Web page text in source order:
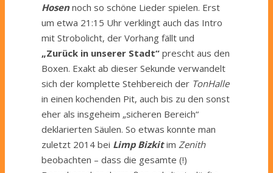
Hosennoch so schöne Lieder spielen. Erst
um etwa 21:15 Uhr verklingt auch das Intro
mit Strobolicht, der Vorhang fällt und
„Zurück in unserer Stadt“ prescht aus den
Boxen. Exakt ab dieser Sekunde verwandelt
sich der komplette Stehbereich der TonHalle
in einen kochenden Pit, auch bis zu den sonst
eher als insgeheim „sicheren Bereich“
deklarierten Säulen. So etwas konnte man
zuletzt 2014 bei Limp Bizkitim Zenith
beobachten – dass die gesamte (!)